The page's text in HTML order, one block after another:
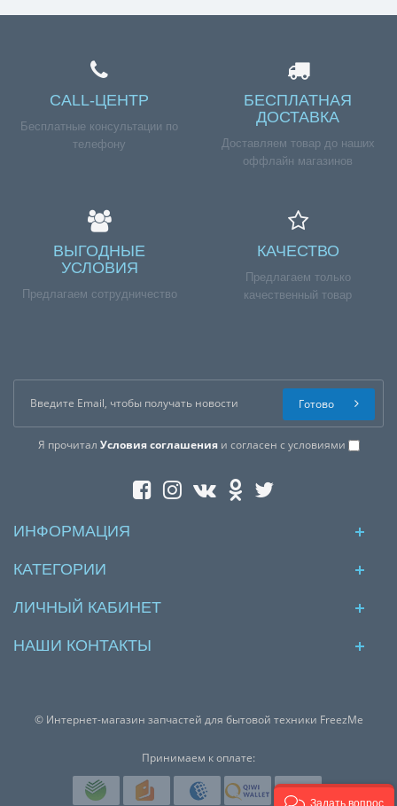
CALL-ЦЕНТР
Бесплатные консультации по
телефону
БЕСПЛАТНАЯ
ДОСТАВКА
Доставляем товар до наших
оффлайн магазинов
ВЫГОДНЫЕ
УСЛОВИЯ
Предлагаем сотрудничество
КАЧЕСТВО
Предлагаем только
качественный товар
Я прочитал Условия соглашенияи согласен с условиями
Готово
ИНФОРМАЦИЯ
КАТЕГОРИИ
ЛИЧНЫЙ КАБИНЕТ
НАШИ КОНТАКТЫ
© Интернет-магазин запчастей для бытовой техники FreezMe
Принимаем к оплате:
Задать вопрос